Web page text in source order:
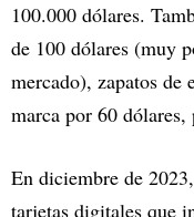
100.000 dólares.
de 100 dólares (muy
mercado), zapatos
marca por 60
En diciembre de
tarjetas digitales que